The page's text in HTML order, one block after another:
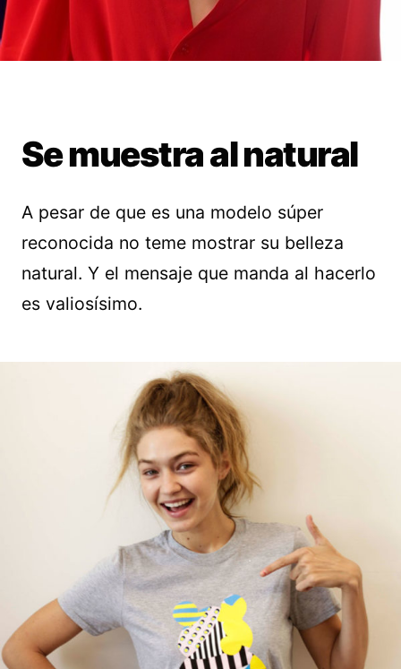
Se muestra al natural
A pesar de que es una modelo súper
reconocida no teme mostrar su belleza
natural. Y el mensaje que manda al hacerlo
es valiosísimo.